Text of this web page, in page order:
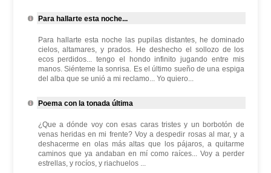
Para hallarte esta noche...
Para hallarte esta noche las pupilas distantes, he dominado
cielos, altamares, y prados. He deshecho el sollozo de los
ecos perdidos... tengo el hondo infinito jugando entre mis
manos. Siénteme la sonrisa. Es el último sueño de una espiga
del alba que se unió a mi reclamo... Yo quiero...
Poema con la tonada última
¿Que a dónde voy con esas caras tristes y un borbotón de
venas heridas en mi frente? Voy a despedir rosas al mar, y a
deshacerme en olas más altas que los pájaros, a quitarme
caminos que ya andaban en mí como raíces... Voy a perder
estrellas, y rocíos, y riachuelos ...